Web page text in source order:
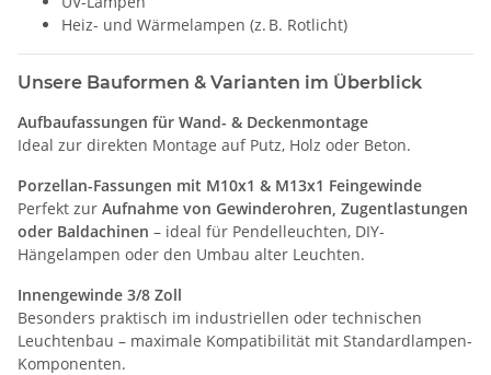
Heiz- und Wärmelampen (z. B. Rotlicht)
Unsere Bauformen & Varianten im Überblick
Aufbaufassungen für Wand- & Deckenmontage
Ideal zur direkten Montage auf Putz, Holz oder Beton.
Porzellan-Fassungen mit M10x1 & M13x1 Feingewinde
Perfekt zur Aufnahme von Gewinderohren, Zugentlastungen
oder Baldachinen – ideal für Pendelleuchten, DIY-
Hängelampen oder den Umbau alter Leuchten.
Innengewinde 3/8 Zoll
Besonders praktisch im industriellen oder technischen
Leuchtenbau – maximale Kompatibilität mit Standardlampen-
Komponenten.